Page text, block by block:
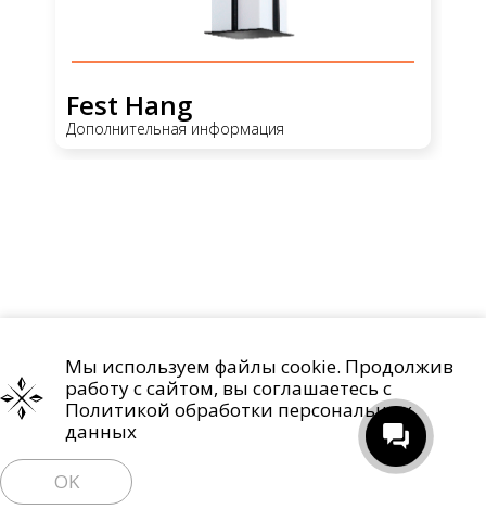
Fest Hang
Дополнительная информация
Проекты О компании Контакты
Политика обработки персональных данных
Право на отзыв согласия и удаление персональных данных
Мы используем файлы cookie. Продолжив
работу с сайтом, вы соглашаетесь с
Политикой обработки персональных
данных
OK